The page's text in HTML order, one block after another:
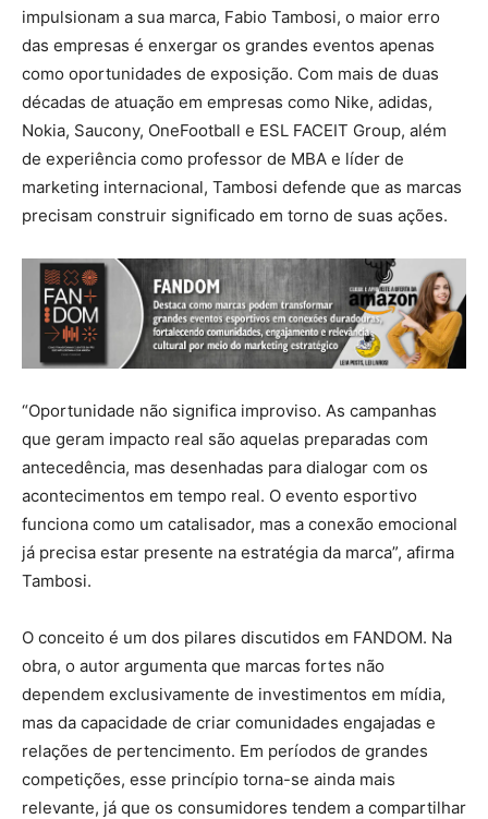
impulsionam a sua marca, Fabio Tambosi, o maior erro
das empresas é enxergar os grandes eventos apenas
como oportunidades de exposição. Com mais de duas
décadas de atuação em empresas como Nike, adidas,
Nokia, Saucony, OneFootball e ESL FACEIT Group, além
de experiência como professor de MBA e líder de
marketing internacional, Tambosi defende que as marcas
precisam construir significado em torno de suas ações.
“Oportunidade não significa improviso. As campanhas
que geram impacto real são aquelas preparadas com
antecedência, mas desenhadas para dialogar com os
acontecimentos em tempo real. O evento esportivo
funciona como um catalisador, mas a conexão emocional
já precisa estar presente na estratégia da marca”, afirma
Tambosi.
O conceito é um dos pilares discutidos em FANDOM. Na
obra, o autor argumenta que marcas fortes não
dependem exclusivamente de investimentos em mídia,
mas da capacidade de criar comunidades engajadas e
relações de pertencimento. Em períodos de grandes
competições, esse princípio torna-se ainda mais
relevante, já que os consumidores tendem a compartilhar